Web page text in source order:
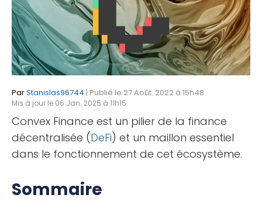
ParStanislas96744 | Publié le 27 Août. 2022 à 15h48
Mis à jour le 06 Jan. 2025 à 11h15
Convex Finance est un pilier de la finance
décentralisée (DeFi) et un maillon essentiel
dans le fonctionnement de cet écosystème.
Sommaire